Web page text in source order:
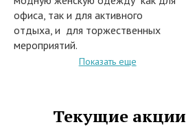
офиса, так и для активного
отдыха, и для торжественных
мероприятий.
В интернет-магазине ПЕРСОНАЖ
Показать еще
Текущие акции